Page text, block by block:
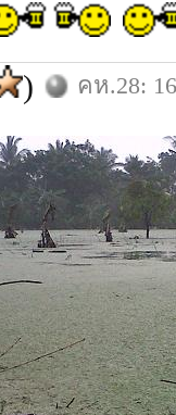
) คห.28: